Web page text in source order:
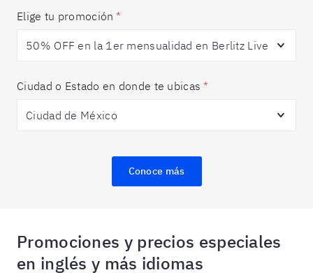
Elige tu promoción *
Ciudad o Estado en donde te ubicas *
Conoce más
Promociones y precios especiales
en inglés y más idiomas